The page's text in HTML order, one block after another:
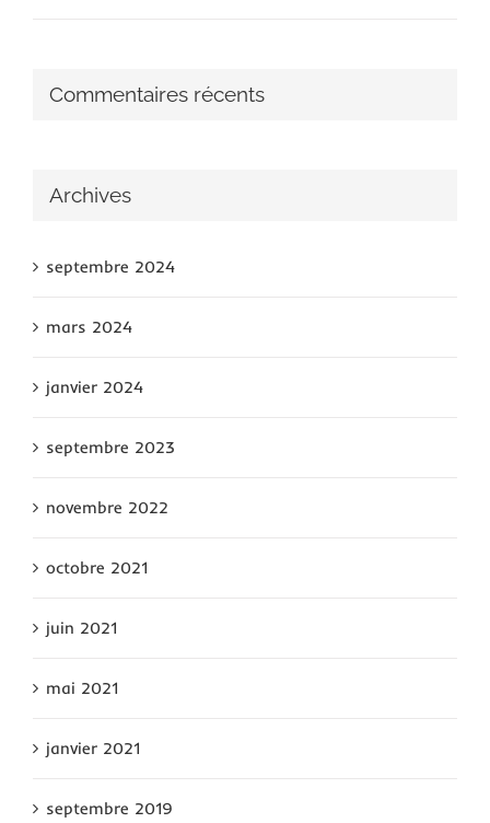
Commentaires récents
Archives
septembre 2024
mars 2024
janvier 2024
septembre 2023
novembre 2022
octobre 2021
juin 2021
mai 2021
janvier 2021
septembre 2019